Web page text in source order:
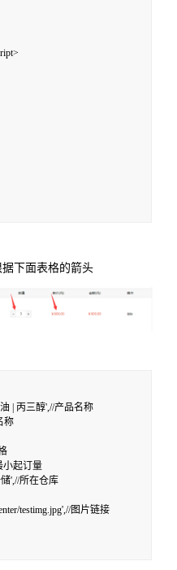
下面表格的箭头
| 丙三醇',//产品名称
称
起订量
',//所在仓库
testimg.jpg',//图片链接